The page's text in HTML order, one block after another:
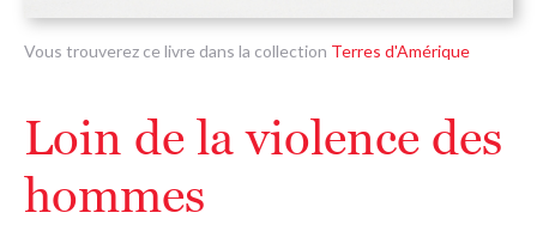
Vous trouverez ce livre dans la collection Terres d'Amérique
Loin de la violence des
hommes